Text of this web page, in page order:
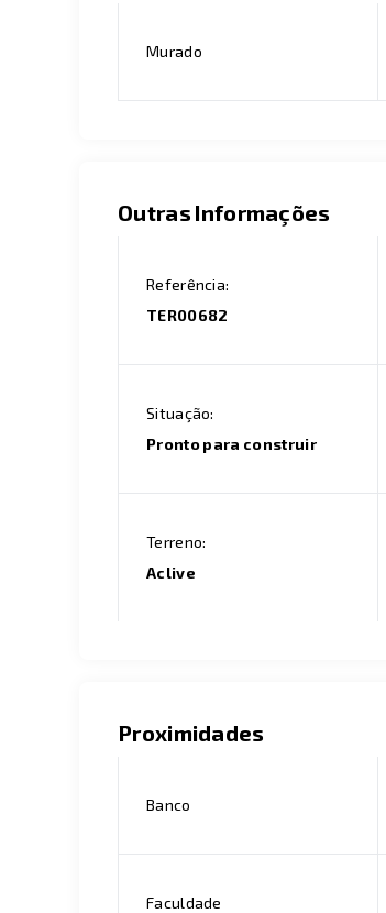
Murado
Outras Informações
Referência:
TER00682
Situação:
Pronto para construir
Terreno:
Aclive
Proximidades
Banco
Faculdade